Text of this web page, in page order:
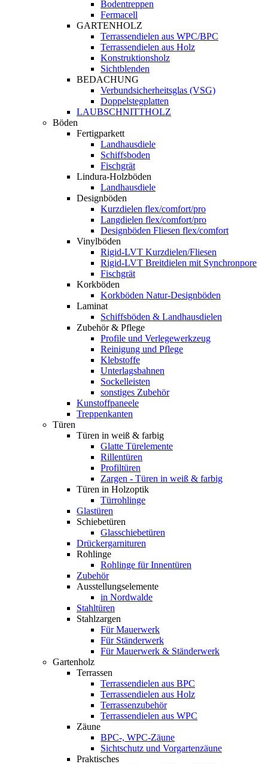
Bodentreppen
Fermacell
GARTENHOLZ
Terrassendielen aus WPC/BPC
Terrassendielen aus Holz
Konstruktionsholz
Sichtblenden
BEDACHUNG
Verbundsicherheitsglas (VSG)
Doppelstegplatten
LAUBSCHNITTHOLZ
Böden
Fertigparkett
Landhausdiele
Schiffsboden
Fischgrät
Lindura-Holzböden
Landhausdiele
Designböden
Kurzdielen flex/comfort/pro
Langdielen flex/comfort/pro
Designböden Fliesen flex/comfort
Vinylböden
Rigid-LVT Kurzdielen/Fliesen
Rigid-LVT Breitdielen mit Synchronpore
Fischgrät
Korkböden
Korkböden Natur-Designböden
Laminat
Schiffsböden & Landhausdielen
Zubehör & Pflege
Profile und Verlegewerkzeug
Reinigung und Pflege
Klebstoffe
Unterlagsbahnen
Sockelleisten
sonstiges Zubehör
Kunstoffpaneele
Treppenkanten
Türen
Türen in weiß & farbig
Glatte Türelemente
Rillentüren
Profiltüren
Zargen - Türen in weiß & farbig
Türen in Holzoptik
Türrohlinge
Glastüren
Schiebetüren
Glasschiebetüren
Drückergarnituren
Rohlinge
Rohlinge für Innentüren
Zubehör
Ausstellungselemente
in Nordwalde
Stahltüren
Stahlzargen
Für Mauerwerk
Für Ständerwerk
Für Mauerwerk & Ständerwerk
Gartenholz
Terrassen
Terrassendielen aus BPC
Terrassendielen aus Holz
Terrassenzubehör
Terrassendielen aus WPC
Zäune
BPC-, WPC-Zäune
Sichtschutz und Vorgartenzäune
Praktisches